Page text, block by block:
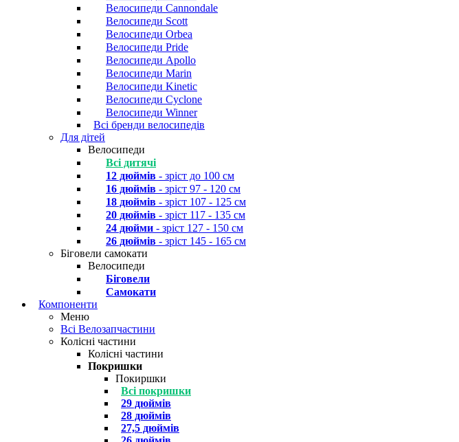
Велосипеди Cannondale
Велосипеди Scott
Велосипеди Orbea
Велосипеди Pride
Велосипеди Apollo
Велосипеди Marin
Велосипеди Kinetic
Велосипеди Cyclone
Велосипеди Winner
Всі бренди велосипедів
Для дітей
Велосипеди
Всі дитячі
12 дюймів - зріст до 100 см
16 дюймів - зріст 97 - 120 см
18 дюймів - зріст 107 - 125 см
20 дюймів - зріст 117 - 135 см
24 дюйми - зріст 127 - 150 см
26 дюймів - зріст 145 - 165 см
Біговели самокати
Велосипеди
Біговели
Самокати
Компоненти
Меню
Всі Велозапчастини
Колісні частини
Колісні частини
Покришки
Покиршки
Всі покришки
29 дюймів
28 дюймів
27,5 дюймів